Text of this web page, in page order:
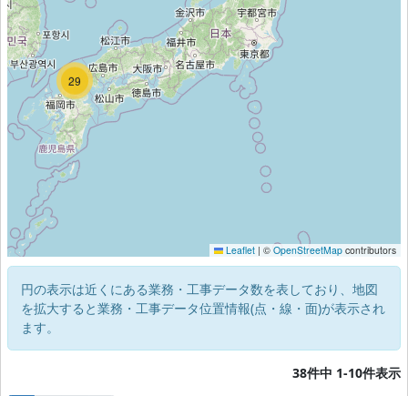
29
34
Leaflet | © OpenStreetMap contributors
円の表示は近くにある業務・工事データ数を表しており、地図
を拡大すると業務・工事データ位置情報(点・線・面)が表示され
ます。
38件中 1-10件表示